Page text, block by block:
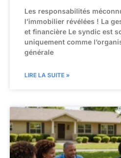
Les responsabilités
l’immobilier révélées ! La
et financière Le syndic est
uniquement comme
générale
LIRE LA SUITE »